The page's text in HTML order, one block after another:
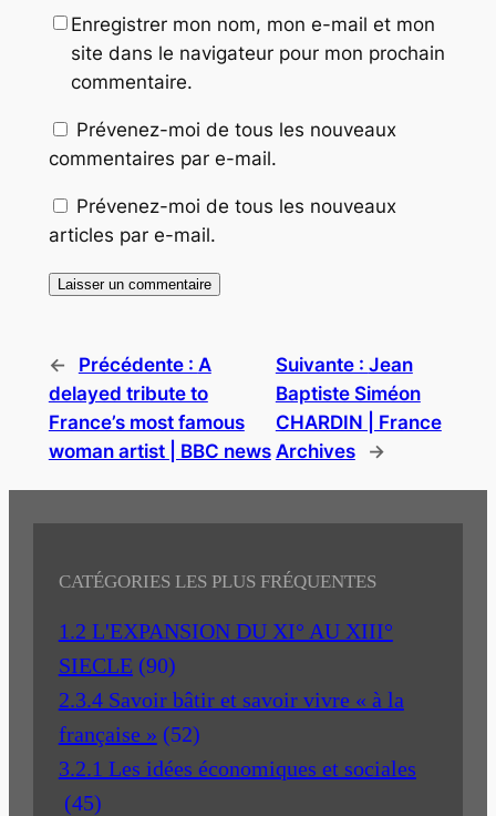
Enregistrer mon nom, mon e-mail et mon
site dans le navigateur pour mon prochain
commentaire.
Prévenez-moi de tous les nouveaux
commentaires par e-mail.
Prévenez-moi de tous les nouveaux
articles par e-mail.
← Précédente : A
delayed tribute to
France’s most famous
woman artist | BBC news
Suivante : Jean
Baptiste Siméon
CHARDIN | France
Archives
→
CATÉGORIES LES PLUS FRÉQUENTES
1.2 L'EXPANSION DU XI° AU XIII°
SIECLE (90)
2.3.4 Savoir bâtir et savoir vivre « à la
française » (52)
3.2.1 Les idées économiques et sociales
(45)